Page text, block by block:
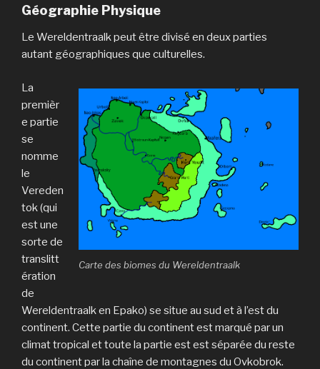
Géographie Physique
Le Wereldentraalk peut être divisé en deux parties
autant géographiques que culturelles.
Carte des biomes du Wereldentraalk
La
premièr
e partie
se
nomme
le
Vereden
tok (qui
est une
sorte de
translitt
ération
de
Wereldentraalk en Epako) se situe au sud et à l’est du
continent. Cette partie du continent est marqué par un
climat tropical et toute la partie est est séparée du reste
du continent par la chaîne de montagnes du Ovkobrok.